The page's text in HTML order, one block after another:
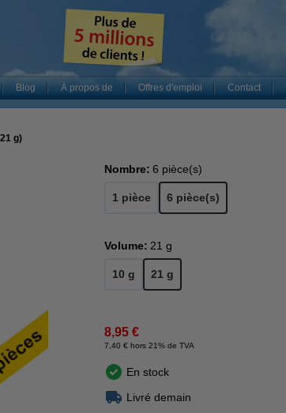
Blog À propos de Offres d'emploi Contact
g)
Nombre: 6 pièce(s)
1 pièce 6 pièce(s)
Volume: 21 g
10 g 21 g
8,95 €
7,40 € hors 21% de TVA
En stock
Livré demain